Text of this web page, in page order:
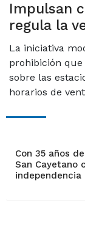
Impulsan
regula la
La iniciativa
prohibición que
sobre las
horarios de
Con 35 años
San Cayetano